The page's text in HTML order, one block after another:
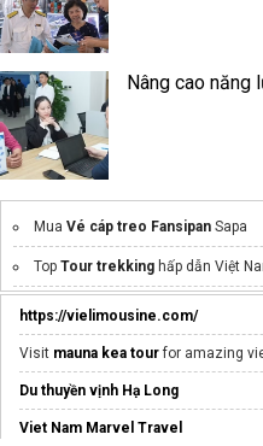
Nâng cao năng
Mua Vé cáp treo Fansipan Sapa
Top Tour trekking hấp dẫn Việt
bánh mì liên hoa đà lạt
https://
ha giang motorbike tours
đồ dùng khách sạn
https://vielimousine.com/
Visit mauna kea tourfor amazing
Du thuyền vịnh Hạ Long
Viet Nam Marvel Travel